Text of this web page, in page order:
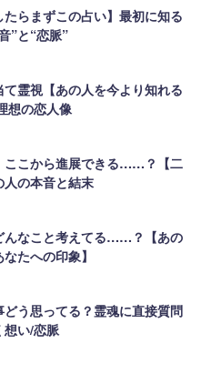
らまずこの占い】最初に知る
”と“恋脈”
霊視【あの人を今より知れる
想の恋人像
ここから進展できる……？【二
人の本音と結末
んなこと考えてる……？【あの
たへの印象】
う思ってる？霊魂に直接質問
い/恋脈